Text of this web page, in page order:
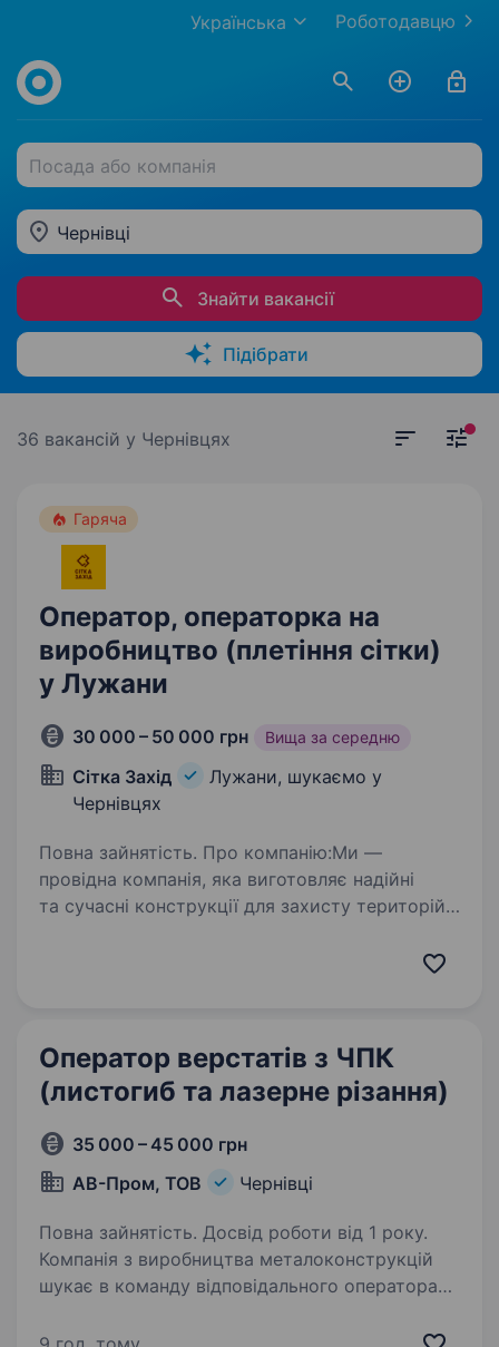
Роботодавцю
Українська
Посада або компанія
Чернівці
Знайти вакансії
Підібрати
36 вакансій у Чернівцях
Гаряча
Оператор, операторка на
виробництво (плетіння сітки)
у Лужани
30 000 – 50 000 грн Вища за середню
Сітка Захід
Лужани, шукаємо у
Чернівцях
Повна зайнятість. Про компанію:Ми —
провідна компанія, яка виготовляє надійні
та сучасні конструкції для захисту територій,
Оператор верстатів з ЧПК
(листогиб та лазерне різання)
35 000 – 45 000 грн
АВ-Пром, ТОВ
Чернівці
Повна зайнятість. Досвід роботи від 1 року.
Компанія з виробництва металоконструкцій
шукає в команду відповідального оператора
Обов’язки: робота на верстатах листогиба